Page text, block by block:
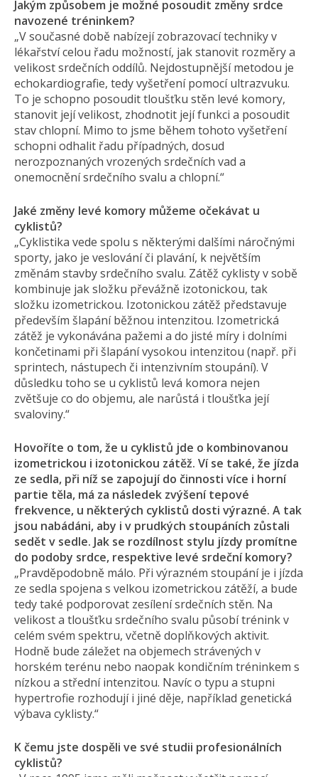
Jakým způsobem je možné posoudit změny srdce
navozené tréninkem?
„V současné době nabízejí zobrazovací techniky v
lékařství celou řadu možností, jak stanovit rozměry a
velikost srdečních oddílů. Nejdostupnější metodou je
echokardiografie, tedy vyšetření pomocí ultrazvuku.
To je schopno posoudit tloušťku stěn levé komory,
stanovit její velikost, zhodnotit její funkci a posoudit
stav chlopní. Mimo to jsme během tohoto vyšetření
schopni odhalit řadu případných, dosud
nerozpoznaných vrozených srdečních vad a
onemocnění srdečního svalu a chlopní.“
Jaké změny levé komory můžeme očekávat u
cyklistů?
„Cyklistika vede spolu s některými dalšími náročnými
sporty, jako je veslování či plavání, k největším
změnám stavby srdečního svalu. Zátěž cyklisty v sobě
kombinuje jak složku převážně izotonickou, tak
složku izometrickou. Izotonickou zátěž představuje
především šlapání běžnou intenzitou. Izometrická
zátěž je vykonávána pažemi a do jisté míry i dolními
končetinami při šlapání vysokou intenzitou (např. při
sprintech, nástupech či intenzivním stoupání). V
důsledku toho se u cyklistů levá komora nejen
zvětšuje co do objemu, ale narůstá i tloušťka její
svaloviny.“
Hovoříte o tom, že u cyklistů jde o kombinovanou
izometrickou i izotonickou zátěž. Ví se také, že jízda
ze sedla, při níž se zapojují do činnosti více i horní
partie těla, má za následek zvýšení tepové
frekvence, u některých cyklistů dosti výrazné. A tak
jsou nabádáni, aby i v prudkých stoupáních zůstali
sedět v sedle. Jak se rozdílnost stylu jízdy promítne
do podoby srdce, respektive levé srdeční komory?
„Pravděpodobně málo. Při výrazném stoupání je i jízda
ze sedla spojena s velkou izometrickou zátěží, a bude
tedy také podporovat zesílení srdečních stěn. Na
velikost a tloušťku srdečního svalu působí trénink v
celém svém spektru, včetně doplňkových aktivit.
Hodně bude záležet na objemech strávených v
horském terénu nebo naopak kondičním tréninkem s
nízkou a střední intenzitou. Navíc o typu a stupni
hypertrofie rozhodují i jiné děje, například genetická
výbava cyklisty.“
K čemu jste dospěli ve své studii profesionálních
cyklistů?